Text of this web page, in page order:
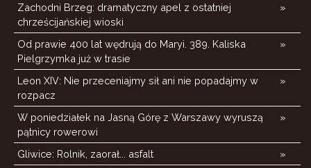
»
Zachodni Brzeg: dramatyczny apel z ostatniej
chrześcijańskiej wioski
»
Od prawie 400 lat wędrują do Maryi. 389. Kaliska
Pielgrzymka już w trasie
»
Leon XIV: Nie przeceniajmy sił ani nie popadajmy w
rozpacz
»
W poniedziałek na Jasną Górę z Warszawy wyruszą
pątnicy rowerowi
»
Gliwice: Rolnik, zaorał... asfalt